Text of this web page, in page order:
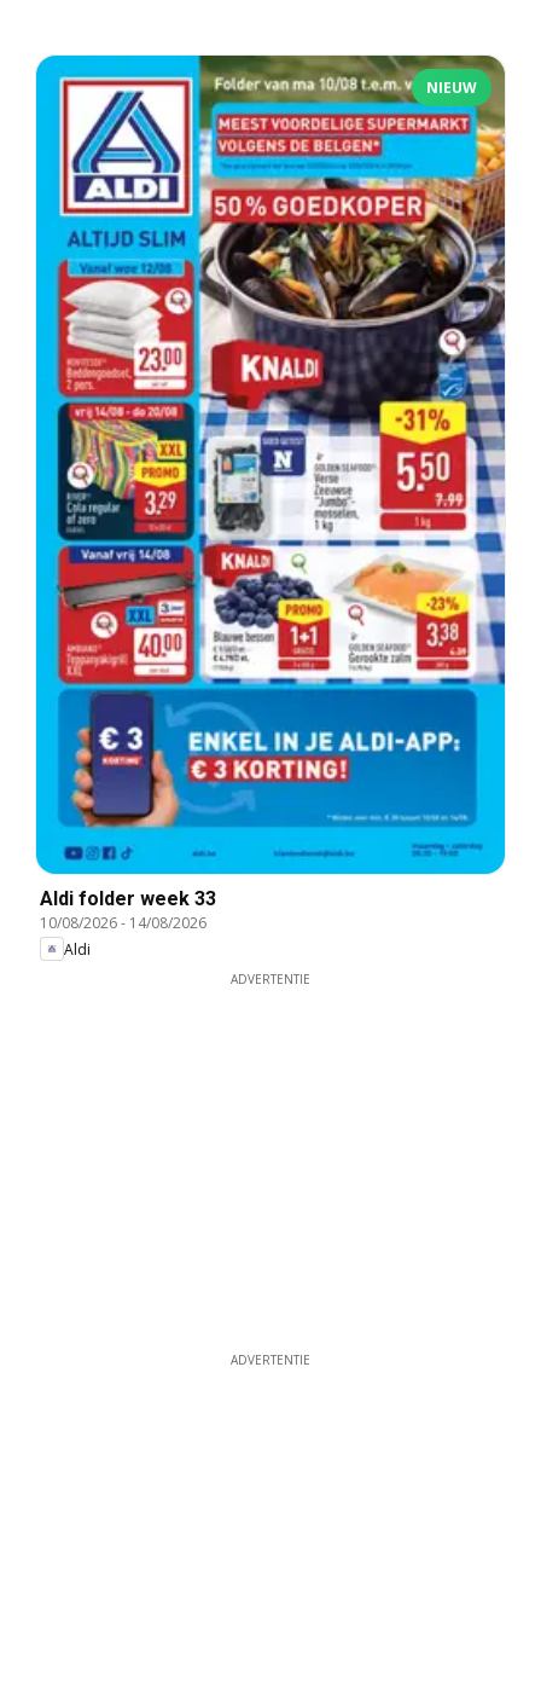
NIEUW
Aldi folder week 33
10/08/2026- 14/08/2026
Aldi
ADVERTENTIE
ADVERTENTIE